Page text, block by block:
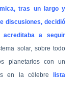
tras un largo y
discusiones, decidió
a seguir
solar, sobre todo
planetarios con un
en la célebre
lista